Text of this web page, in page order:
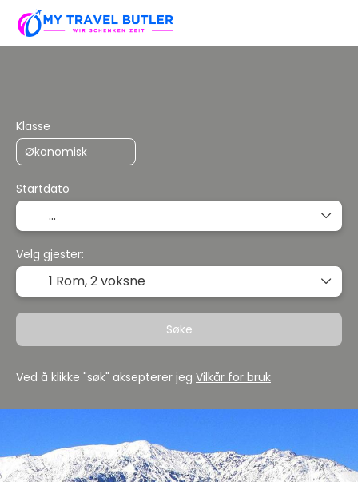
Klasse
Startdato
Velg gjester:
1 Rom,2 voksne
Søke
Ved å klikke "søk" aksepterer jeg Vilkår for bruk